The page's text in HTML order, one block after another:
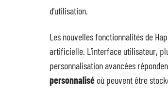
d’utilisation.
Les nouvelles fonctionnalités de
artificielle. L’interface utilisateur,
personnalisation avancées
personnalisé où peuvent être